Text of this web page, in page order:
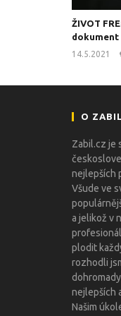
ŽIVOT
dokument
14.5.2021
O
Zabil.cz je
nejlepších
Všude ve
a jelikož v
plodit
rozhodli
nejlepších
Našim